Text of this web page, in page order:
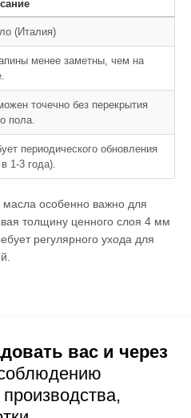
(Италия)
менее заметны, чем на
точечно без перекрытия
пола.
периодического обновления
1-3 года).
особенно важно для
толщину ценного слоя 4 мм
регулярного ухода для
вас и через
производства,